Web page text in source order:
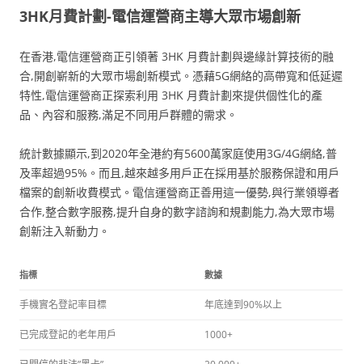
3HK月費計劃-電信運營商主導大眾市場創新
在香港,電信運營商正引領著 3HK 月費計劃與邊緣計算技術的融
合,開創嶄新的大眾市場創新模式。憑藉5G網絡的高帶寬和低延遲
特性,電信運營商正探索利用 3HK 月費計劃來提供個性化的產
品、內容和服務,滿足不同用戶群體的需求。
統計數據顯示,到2020年全港約有5600萬家庭使用3G/4G網絡,普
及率超過95%。而且,越來越多用戶正在採用基於服務保證和用戶
檔案的創新收費模式。電信運營商正善用這一優勢,與行業領導者
合作,整合數字服務,提升自身的數字諮詢和規劃能力,為大眾市場
創新注入新動力。
指標 數據
手機實名登記率目標 年底達到90%以上
已完成登記的老年用戶 1000+